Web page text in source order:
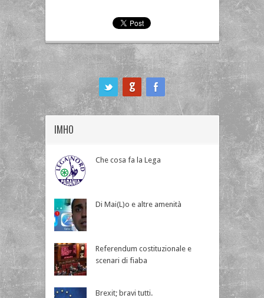
IMHO
Che cosa fa la Lega
Di Mai(L)o e altre amenità
Referendum costituzionale e
scenari di fiaba
Brexit; bravi tutti.